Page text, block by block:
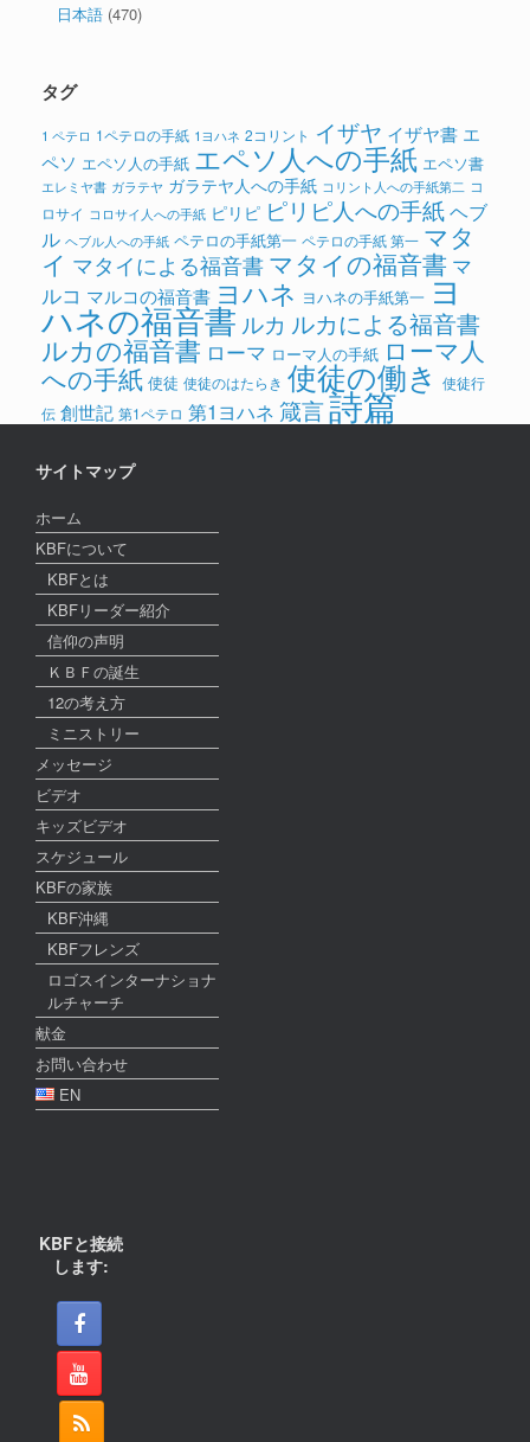
日本語 (470)
タグ
1 ペテロ 1ペテロの手紙 1ヨハネ 2コリント イザヤ イザヤ書 エ
ペソ エペソ人の手紙 エペソ人への手紙 エペソ書
エレミヤ書 ガラテヤ ガラテヤ人への手紙 コリント人への手紙第二 コ
ロサイ コロサイ人への手紙 ピリピ ピリピ人への手紙ヘブ
ル ヘブル人への手紙 ペテロの手紙第一 ペテロの手紙 第一 マタ
イ マタイによる福音書 マタイの福音書 マ
ルコ マルコの福音書 ヨハネ ヨハネの手紙第一 ヨ
ハネの福音書 ルカ ルカによる福音書
ルカの福音書 ローマ ローマ人の手紙 ローマ人
への手紙 使徒 使徒のはたらき 使徒の働き 使徒行
伝 創世記 第1ペテロ 第1ヨハネ 箴言詩篇
サイトマップ
ホーム
KBFについて
KBFとは
KBFリーダー紹介
信仰の声明
ＫＢＦの誕生
12の考え方
ミニストリー
メッセージ
ビデオ
キッズビデオ
スケジュール
KBFの家族
KBF沖縄
KBFフレンズ
ロゴスインターナショナ
ルチャーチ
献金
お問い合わせ
EN
KBFと接続
します: